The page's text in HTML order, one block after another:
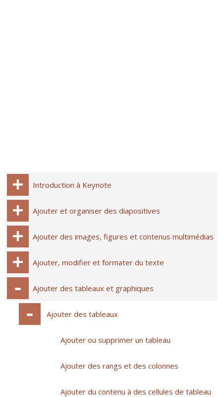
Introduction à Keynote
Ajouter et organiser des diapositives
Ajouter des images, figures et contenus multimédias
Ajouter, modifier et formater du texte
Ajouter des tableaux et graphiques
Ajouter des tableaux
Ajouter ou supprimer un tableau
Ajouter des rangs et des colonnes
Ajouter du contenu à des cellules de tableau